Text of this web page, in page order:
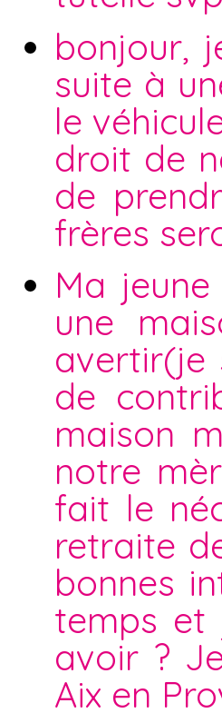
bonjour,
suite à
le
droit de
de
frères
Ma
une
avertir(je
de
maison
notre
fait le
retraite
bonnes
temps et
avoir ?
Aix en